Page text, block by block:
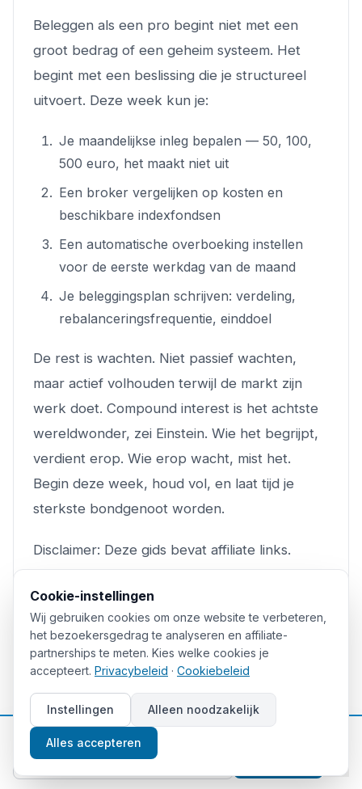
Beleggen als een pro begint niet met een
groot bedrag of een geheim systeem. Het
begint met een beslissing die je structureel
uitvoert. Deze week kun je:
Je maandelijkse inleg bepalen — 50, 100,
500 euro, het maakt niet uit
Een broker vergelijken op kosten en
beschikbare indexfondsen
Een automatische overboeking instellen
voor de eerste werkdag van de maand
Je beleggingsplan schrijven: verdeling,
rebalanceringsfrequentie, einddoel
De rest is wachten. Niet passief wachten,
maar actief volhouden terwijl de markt zijn
werk doet. Compound interest is het achtste
wereldwonder, zei Einstein. Wie het begrijpt,
verdient erop. Wie erop wacht, mist het.
Begin deze week, houd vol, en laat tijd je
sterkste bondgenoot worden.
Disclaimer: Deze gids bevat affiliate links.
Prijzen zijn indicatief.
🎓 GRATIS TRAINING
Money Unlimited — gratis
Gratis online training van Kim De Graeve over
beleggen en vermogen opbouwen.
Cookie-instellingen
Wij gebruiken cookies om onze website te verbeteren,
het bezoekersgedrag te analyseren en affiliate-
partnerships te meten. Kies welke cookies je
accepteert. Privacybeleid · Cookiebeleid
Instellingen Alleen noodzakelijk
Alles accepteren
📈 Gratis beleggingstips